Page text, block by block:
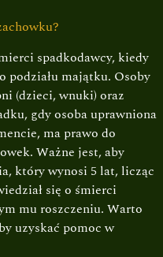
spadkodawcy, kiedy
podziału majątku. Osoby
(dzieci, wnuki) oraz
gdy osoba uprawniona
ma prawo do
Ważne jest, aby
który wynosi 5 lat, licząc
się o śmierci
mu roszczeniu. Warto
uzyskać pomoc w